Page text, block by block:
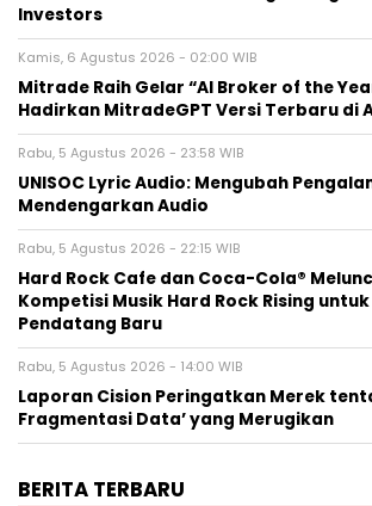
Investors
Kamis, 6 Agustus 2026 - 02:00 WIB
Mitrade Raih Gelar “AI Broker of the
Hadirkan MitradeGPT Versi Terbaru di
Rabu, 5 Agustus 2026 - 23:58 WIB
UNISOC Lyric Audio: Mengubah
Mendengarkan Audio
Rabu, 5 Agustus 2026 - 22:15 WIB
Hard Rock Cafe dan Coca-Cola®
Kompetisi Musik Hard Rock Rising
Pendatang Baru
Rabu, 5 Agustus 2026 - 14:00 WIB
Laporan Cision Peringatkan Merek
Fragmentasi Data’ yang Merugikan
BERITA TERBARU